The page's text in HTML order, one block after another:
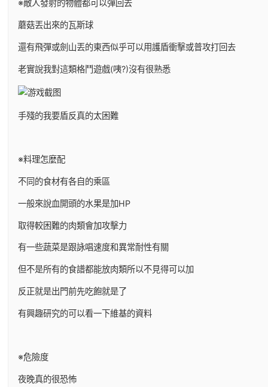
※敵人發射的物體都可以彈回去
蘑菇丟出來的瓦斯球
還有飛彈或劍山丟的東西似乎可以用護盾衝擊或普攻打回去
老實說我對這類格鬥遊戲(咦?)沒有很熟悉
手殘的我要盾反真的太困難
※料理怎麼配
不同的食材有各自的乘區
一般來說血開頭的水果是加HP
取得較困難的肉類會加攻擊力
有一些蔬菜是跟詠唱速度和異常耐性有關
但不是所有的食譜都能放肉類所以不見得可以加
反正就是出門前先吃飽就是了
有興趣研究的可以看一下維基的資料
※危險度
夜晚真的很恐怖